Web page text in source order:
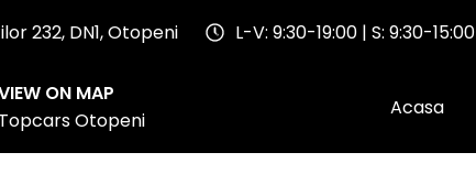
232, DN1, Otopeni L-V: 9:30-19:00 | S: 9:30-15:00
ON MAP
Topcars Otopeni
Acasa